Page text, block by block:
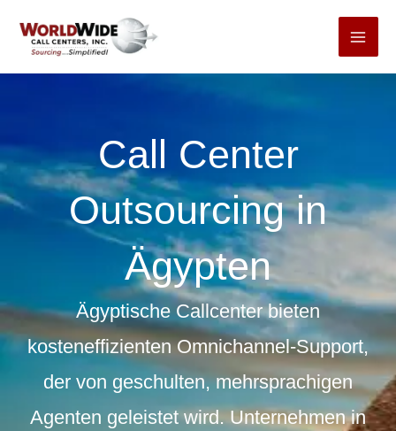
Inhalt
Call Center
Outsourcing in
Ägypten
Ägyptische Callcenter bieten
kosteneffizienten Omnichannel-Support,
der von geschulten, mehrsprachigen
Agenten geleistet wird. Unternehmen in